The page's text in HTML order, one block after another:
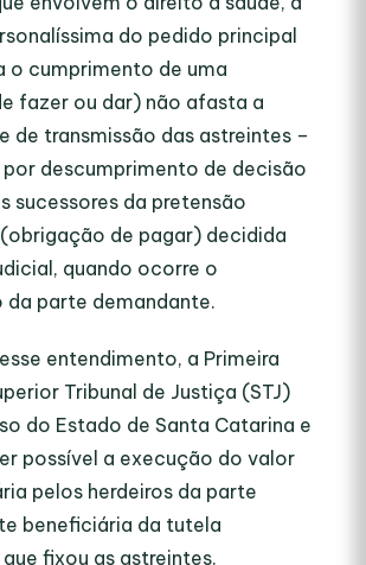
do pedido principal
o cumprimento de uma
fazer ou dar) não afasta a
de transmissão das astreintes –
descumprimento de decisão
sucessores da pretensão
de pagar) decidida
quando ocorre o
parte demandante.
entendimento, a Primeira
Tribunal de Justiça (STJ)
do Estado de Santa Catarina e
possível a execução do valor
pelos herdeiros da parte
beneficiária da tutela
fixou as astreintes.